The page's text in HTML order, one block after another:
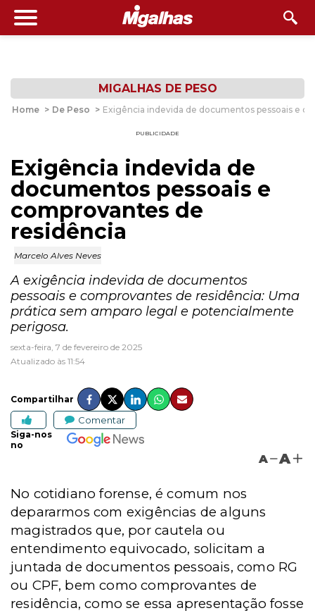
MIGALHAS DE PESO
Home > De Peso > Exigência indevida de documentos pessoais e
PUBLICIDADE
Exigência indevida de
documentos pessoais e
comprovantes de
residência
Marcelo Alves Neves
A exigência indevida de documentos
pessoais e comprovantes de residência: Uma
prática sem amparo legal e potencialmente
perigosa.
sexta-feira, 7 de fevereiro de 2025
Atualizado às 11:54
Compartilhar
Comentar
Siga-nos
no
A A
No cotidiano forense, é comum nos
depararmos com exigências de alguns
magistrados que, por cautela ou
entendimento equivocado, solicitam a
juntada de documentos pessoais, como RG
ou CPF, bem como comprovantes de
residência, como se essa apresentação fosse